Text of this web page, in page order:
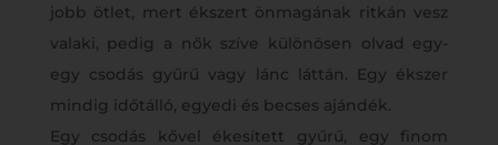
jobb ötlet, mert ékszert önmagának ritkán vesz
valaki, pedig a nők szíve különösen olvad egy-
egy csodás gyűrű vagy lánc láttán. Egy ékszer
mindig időtálló, egyedi és becses ajándék.
Egy csodás kővel ékesített gyűrű, egy finom